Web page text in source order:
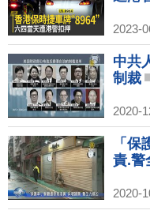
2023-
中共
制裁
2020-
「
責.警
2020-